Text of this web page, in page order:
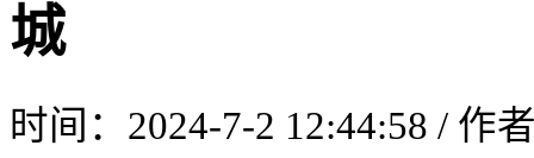
城
时间：2024-7-2 12:44:58 / 作